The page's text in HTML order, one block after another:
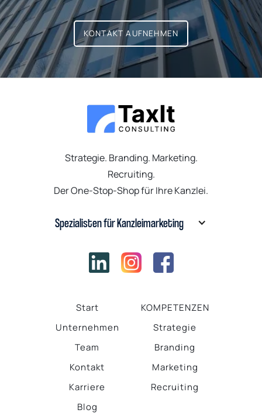
KONTAKT AUFNEHMEN
Strategie. Branding. Marketing.
Recruiting.
Der One-Stop-Shop für Ihre Kanzlei.
Spezialisten für Kanzleimarketing
Start
Unternehmen
Team
Kontakt
Karriere
Blog
KOMPETENZEN
Strategie
Branding
Marketing
Recruiting